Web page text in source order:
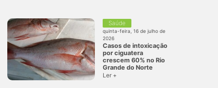
Saúde
quinta-feira, 16 de julho de
2026
Casos de intoxicação
por ciguatera
crescem 60% no Rio
Grande do Norte
Ler +